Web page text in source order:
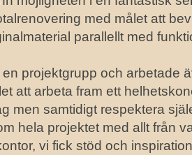
med målet att
parallellt med
projektgrupp och arbetade
att arbeta fram ett
men samtidigt respektera
hela projektet med allt från
vi fick stöd och